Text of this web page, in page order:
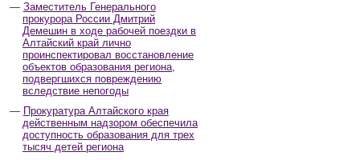
Заместитель Генерального
прокурора России Дмитрий
Демешин в ходе рабочей поездки в
Алтайский край лично
проинспектировал восстановление
объектов образования региона,
подвергшихся повреждению
вследствие непогоды
Прокуратура Алтайского края
действенным надзором обеспечила
доступность образования для трех
тысяч детей региона